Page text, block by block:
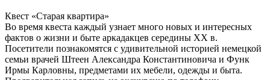
Квест «Старая квартира»
Во время квеста каждый узнает много новых и интересных
фактов о жизни и быте аркадакцев середины XX в.
Посетители познакомятся с удивительной историей немецкой
семьи врачей Штеен Александра Константиновича и Функ
Ирмы Карловны, предметами их мебели, одежды и быта.